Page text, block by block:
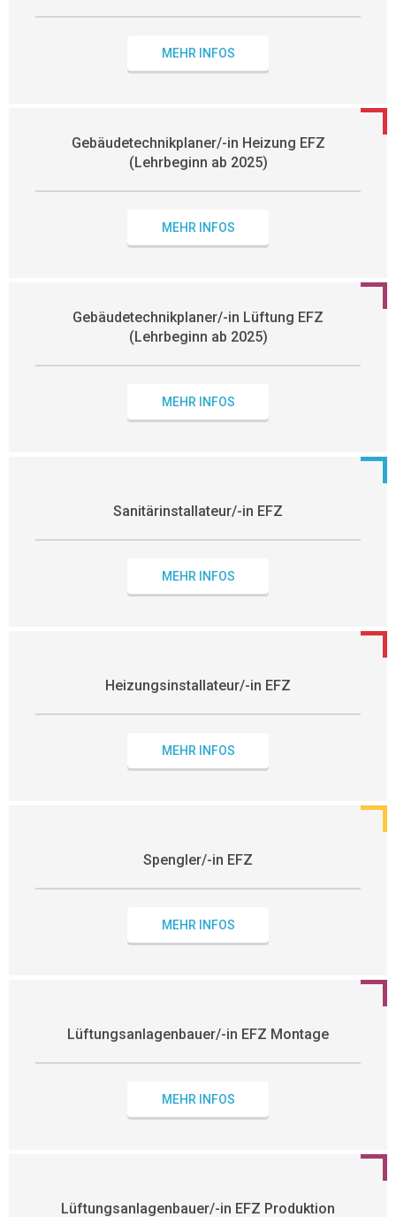
MEHR INFOS
Gebäudetechnikplaner/-in Heizung EFZ
(Lehrbeginn ab 2025)
MEHR INFOS
Gebäudetechnikplaner/-in Lüftung EFZ
(Lehrbeginn ab 2025)
MEHR INFOS
Sanitärinstallateur/-in EFZ
MEHR INFOS
Heizungsinstallateur/-in EFZ
MEHR INFOS
Spengler/-in EFZ
MEHR INFOS
Lüftungsanlagenbauer/-in EFZ Montage
MEHR INFOS
Lüftungsanlagenbauer/-in EFZ Produktion